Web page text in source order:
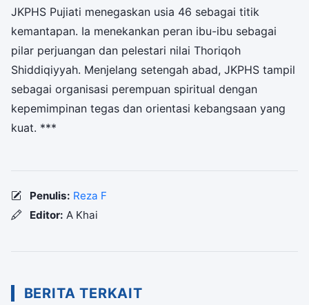
JKPHS Pujiati menegaskan usia 46 sebagai titik
kemantapan. Ia menekankan peran ibu-ibu sebagai
pilar perjuangan dan pelestari nilai Thoriqoh
Shiddiqiyyah. Menjelang setengah abad, JKPHS tampil
sebagai organisasi perempuan spiritual dengan
kepemimpinan tegas dan orientasi kebangsaan yang
kuat. ***
Penulis: Reza F
Editor: A Khai
BERITA TERKAIT